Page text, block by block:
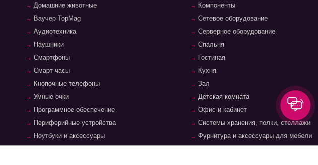
Домашние животные
Ваучер TopMag
Аудиотехника
Наушники
Смартфоны
Смарт часы
Кнопочные телефоны
Умные очки
Программное обеспечение
Периферийные устройства
Ноутбуки и аксессуары
Компоненты
Сетевое оборудование
Серверное оборудование
Спальня
Гостиная
Кухня
Зал
Детская комната
Офис и кабинет
Системы хранения, полки, стеллажи
Фурнитура и аксессуары для мебели